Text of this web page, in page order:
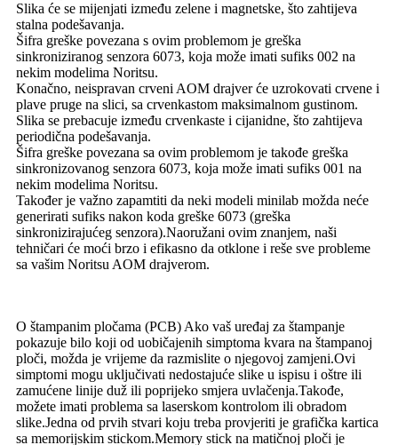
Slika će se mijenjati između zelene i magnetske, što zahtijeva
stalna podešavanja.
Šifra greške povezana s ovim problemom je greška
sinkroniziranog senzora 6073, koja može imati sufiks 002 na
nekim modelima Noritsu.
Konačno, neispravan crveni AOM drajver će uzrokovati crvene i
plave pruge na slici, sa crvenkastom maksimalnom gustinom.
Slika se prebacuje između crvenkaste i cijanidne, što zahtijeva
periodična podešavanja.
Šifra greške povezana sa ovim problemom je takođe greška
sinkronizovanog senzora 6073, koja može imati sufiks 001 na
nekim modelima Noritsu.
Također je važno zapamtiti da neki modeli minilab možda neće
generirati sufiks nakon koda greške 6073 (greška
sinkronizirajućeg senzora).Naoružani ovim znanjem, naši
tehničari će moći brzo i efikasno da otklone i reše sve probleme
sa vašim Noritsu AOM drajverom.
O štampanim pločama (PCB) Ako vaš uređaj za štampanje
pokazuje bilo koji od uobičajenih simptoma kvara na štampanoj
ploči, možda je vrijeme da razmislite o njegovoj zamjeni.Ovi
simptomi mogu uključivati ​​nedostajuće slike u ispisu i oštre ili
zamućene linije duž ili poprijeko smjera uvlačenja.Takođe,
možete imati problema sa laserskom kontrolom ili obradom
slike.Jedna od prvih stvari koju treba provjeriti je grafička kartica
sa memorijskim stickom.Memory stick na matičnoj ploči je